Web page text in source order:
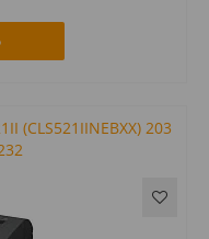
(CLS521IINEBXX) 203